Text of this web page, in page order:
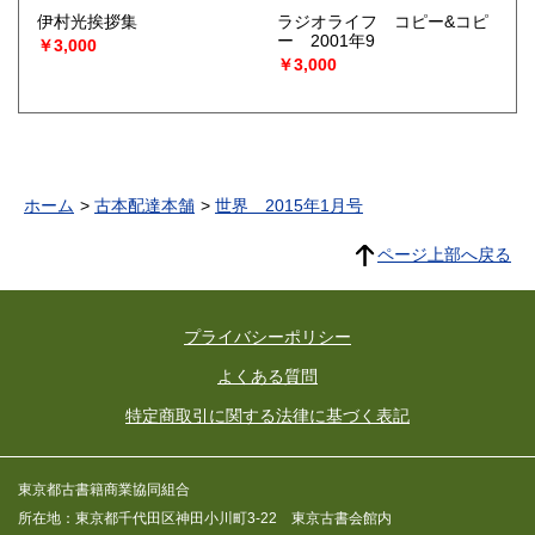
伊村光挨拶集
￥3,000
ラジオライフ コピー&コピ
ー 2001年9
￥3,000
ホーム 古本配達本舗 世界 2015年1月号
ページ上部へ戻る
プライバシーポリシー
よくある質問
特定商取引に関する法律に基づく表記
東京都古書籍商業協同組合
所在地：東京都千代田区神田小川町3-22 東京古書会館内